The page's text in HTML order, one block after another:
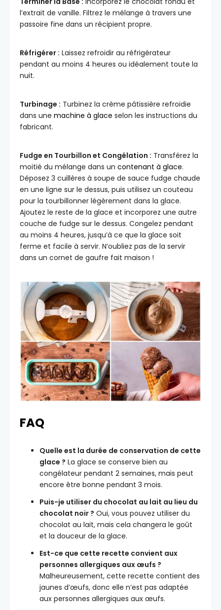
l’extrait de vanille. Filtrez le mélange à travers une
passoire fine dans un récipient propre.
Réfrigérer : Laissez refroidir au réfrigérateur
pendant au moins 4 heures ou idéalement toute la
nuit.
Turbinage : Turbinez la crème pâtissière refroidie
dans une machine à glace selon les instructions du
fabricant.
Fudge en Tourbillon et Congélation : Transférez la
moitié du mélange dans un contenant à glace.
Déposez 3 cuillères à soupe de sauce fudge chaude
en une ligne sur le dessus, puis utilisez un couteau
pour la tourbillonner légèrement dans la glace.
Ajoutez le reste de la glace et incorporez une autre
couche de fudge sur le dessus. Congelez pendant
au moins 4 heures, jusqu’à ce que la glace soit
ferme et facile à servir. N’oubliez pas de la servir
dans un cornet de gaufre fait maison !
FAQ
Quelle est la durée de conservation de cette
glace ? La glace se conserve bien au
congélateur pendant 2 semaines, mais peut
encore être bonne pendant 3 mois.
Puis-je utiliser du chocolat au lait au lieu du
chocolat noir ? Oui, vous pouvez utiliser du
chocolat au lait, mais cela changera le goût
et la douceur de la glace.
Est-ce que cette recette convient aux
personnes allergiques aux œufs ?
Malheureusement, cette recette contient des
jaunes d’œufs, donc elle n’est pas adaptée
aux personnes allergiques aux œufs.